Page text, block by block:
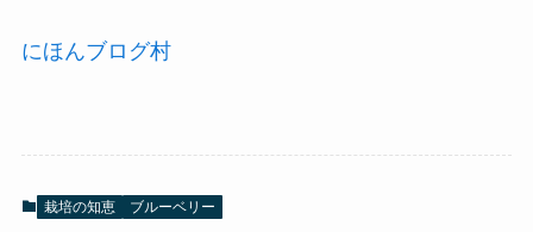
にほんブログ村
栽培の知恵 ブルーベリー